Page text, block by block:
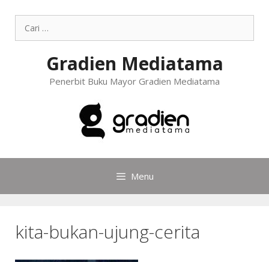
Gradien Mediatama
Penerbit Buku Mayor Gradien Mediatama
Menu
kita-bukan-ujung-cerita